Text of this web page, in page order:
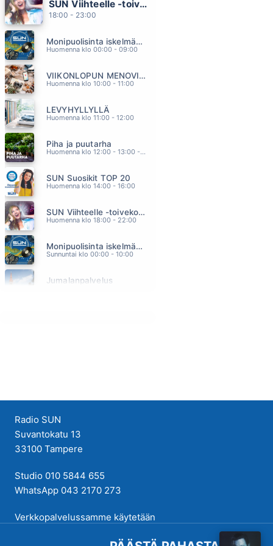
PISTE
SUOLAISTA SADETTA
OLET UNENI KAUNEIN
PILVILINNA
SUN Viihteelle -toivekonsertti
18:00 - 23:00
Monipuolisinta iskelmää ja parasta poppia
Huomenna klo 00:00 - 09:00
VIIKONLOPUN MENOVINKIT
Huomenna klo 10:00 - 11:00
LEVYHYLLYLLÄ
Huomenna klo 11:00 - 12:00
Piha ja puutarha
Huomenna klo 12:00 - 13:00 - Studiossa: Pinsiön Taimisto
SUN Suosikit TOP 20
Huomenna klo 14:00 - 16:00
SUN Viihteelle -toivekonsertti
Huomenna klo 18:00 - 22:00
Monipuolisinta iskelmää ja parasta poppia
Sunnuntai klo 00:00 - 10:00
Jumalanpalvelus
Radio SUN
Suvantokatu 13
33100 Tampere
Studio 010 5844 655
WhatsApp 043 2170 273
Verkkopalvelussamme käytetään